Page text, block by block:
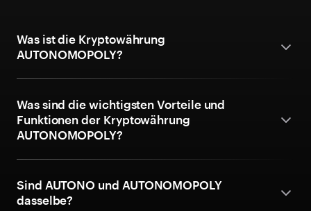
Was ist die Kryptowährung
AUTONOMOPOLY?
Was sind die wichtigsten Vorteile und
Funktionen der Kryptowährung
AUTONOMOPOLY?
Sind AUTONO und AUTONOMOPOLY
dasselbe?